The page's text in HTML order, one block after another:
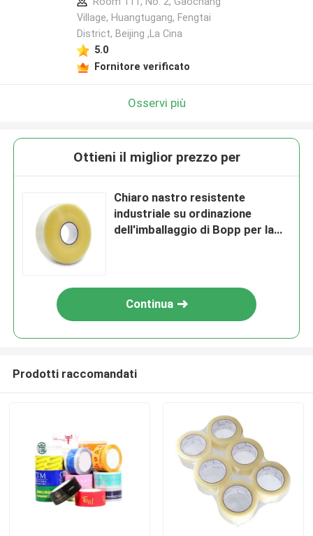
Village, Huangtugang, Fengtai
District, Beijing ,La Cina
5.0
Fornitore verificato
Osservi più
Ottieni il miglior prezzo per
Chiaro nastro resistente
industriale su ordinazione
dell'imballaggio di Bopp per la
Continua
Prodotti raccomandati